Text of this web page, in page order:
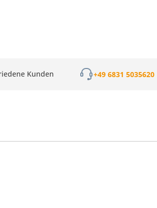
Kunden +49 6831 5035620